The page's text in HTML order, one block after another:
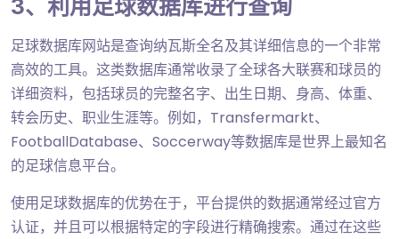
3、利用足球数据库进行查询
足球数据库网站是查询纳瓦斯全名及其详细信息的一个非常
高效的工具。这类数据库通常收录了全球各大联赛和球员的
详细资料，包括球员的完整名字、出生日期、身高、体重、
转会历史、职业生涯等。例如，Transfermarkt、
FootballDatabase、Soccerway等数据库是世界上最知名
的足球信息平台。
使用足球数据库的优势在于，平台提供的数据通常经过官方
认证，并且可以根据特定的字段进行精确搜索。通过在这些